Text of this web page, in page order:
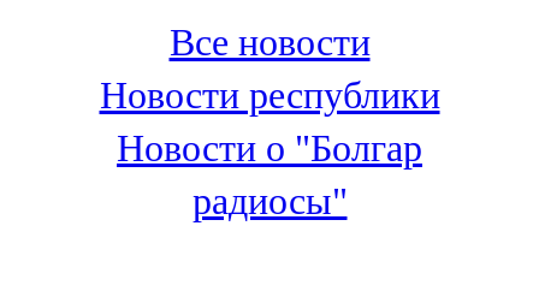
100,3 FM
Зәй
106,6 FM
Кадыбаш
105,2 FM
Все новости
Новости республики
Новости о "Болгар
радиосы"